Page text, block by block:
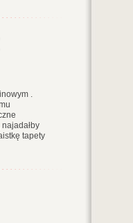
.
tapety